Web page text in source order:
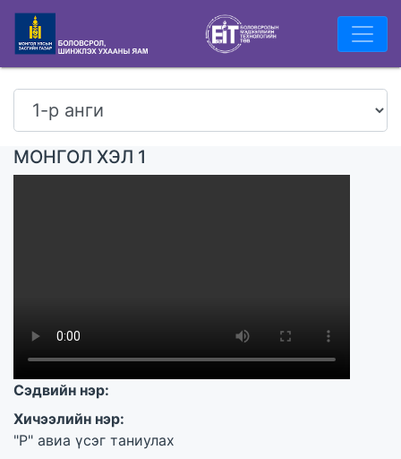
МОНГОЛ ХЭЛ 1
Сэдвийн нэр:
Хичээлийн нэр:
"Р" авиа үсэг таниулах